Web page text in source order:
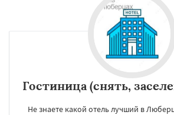
Гостиница (снять,
Не знаете какой отель лучший в